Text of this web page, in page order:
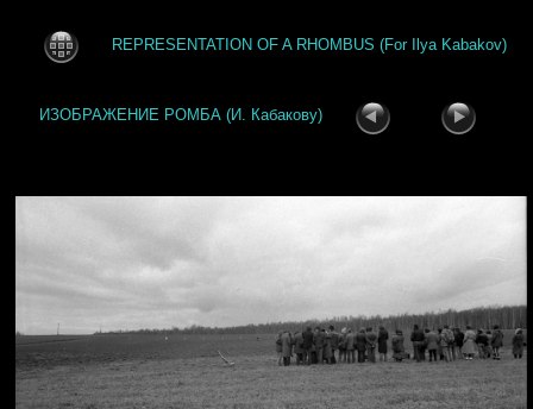
REPRESENTATION OF A RHOMBUS (For Ilya Kabakov)
ИЗОБРАЖЕНИЕ РОМБА (И. Кабакову)